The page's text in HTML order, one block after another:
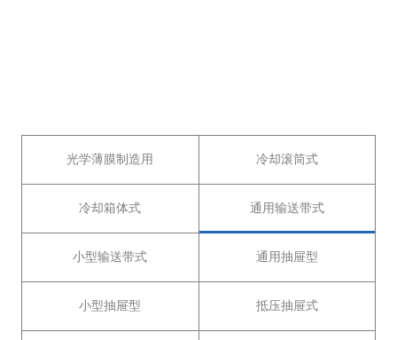
光学薄膜制造用 冷却滚筒式
冷却箱体式 通用输送带式
小型输送带式 通用抽屉型
小型抽屉型 抵压抽屉式